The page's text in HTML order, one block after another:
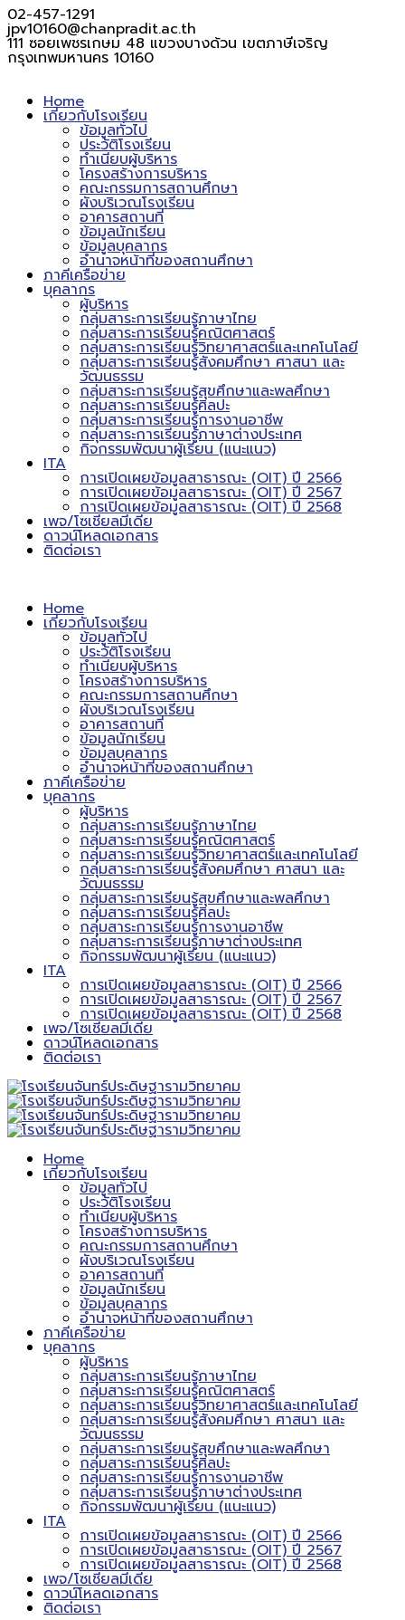
02-457-1291
jpv10160@chanpradit.ac.th
111 ซอยเพชรเกษม 48 แขวงบางด้วน เขตภาษีเจริญ
กรุงเทพมหานคร 10160
Home
เกี่ยวกับโรงเรียน
ข้อมูลทั่วไป
ประวัติโรงเรียน
ทำเนียบผู้บริหาร
โครงสร้างการบริหาร
คณะกรรมการสถานศึกษา
ผังบริเวณโรงเรียน
อาคารสถานที่
ข้อมูลนักเรียน
ข้อมูลบุคลากร
อำนาจหน้าที่ของสถานศึกษา
ภาคีเครือข่าย
บุคลากร
ผู้บริหาร
กลุ่มสาระการเรียนรู้ภาษาไทย
กลุ่มสาระการเรียนรู้คณิตศาสตร์
กลุ่มสาระการเรียนรู้วิทยาศาสตร์และเทคโนโลยี
กลุ่มสาระการเรียนรู้สังคมศึกษา ศาสนา และ
วัฒนธรรม
กลุ่มสาระการเรียนรู้สุขศึกษาและพลศึกษา
กลุ่มสาระการเรียนรู้ศิลปะ
กลุ่มสาระการเรียนรู้การงานอาชีพ
กลุ่มสาระการเรียนรู้ภาษาต่างประเทศ
กิจกรรมพัฒนาผู้เรียน (แนะแนว)
ITA
การเปิดเผยข้อมูลสาธารณะ (OIT) ปี 2566
การเปิดเผยข้อมูลสาธารณะ (OIT) ปี 2567
การเปิดเผยข้อมูลสาธารณะ (OIT) ปี 2568
เพจ/โซเชียลมีเดีย
ดาวน์โหลดเอกสาร
ติดต่อเรา
Home
เกี่ยวกับโรงเรียน
ข้อมูลทั่วไป
ประวัติโรงเรียน
ทำเนียบผู้บริหาร
โครงสร้างการบริหาร
คณะกรรมการสถานศึกษา
ผังบริเวณโรงเรียน
อาคารสถานที่
ข้อมูลนักเรียน
ข้อมูลบุคลากร
อำนาจหน้าที่ของสถานศึกษา
ภาคีเครือข่าย
บุคลากร
ผู้บริหาร
กลุ่มสาระการเรียนรู้ภาษาไทย
กลุ่มสาระการเรียนรู้คณิตศาสตร์
กลุ่มสาระการเรียนรู้วิทยาศาสตร์และเทคโนโลยี
กลุ่มสาระการเรียนรู้สังคมศึกษา ศาสนา และ
วัฒนธรรม
กลุ่มสาระการเรียนรู้สุขศึกษาและพลศึกษา
กลุ่มสาระการเรียนรู้ศิลปะ
กลุ่มสาระการเรียนรู้การงานอาชีพ
กลุ่มสาระการเรียนรู้ภาษาต่างประเทศ
กิจกรรมพัฒนาผู้เรียน (แนะแนว)
ITA
การเปิดเผยข้อมูลสาธารณะ (OIT) ปี 2566
การเปิดเผยข้อมูลสาธารณะ (OIT) ปี 2567
การเปิดเผยข้อมูลสาธารณะ (OIT) ปี 2568
เพจ/โซเชียลมีเดีย
ดาวน์โหลดเอกสาร
ติดต่อเรา
Home
เกี่ยวกับโรงเรียน
ข้อมูลทั่วไป
ประวัติโรงเรียน
ทำเนียบผู้บริหาร
โครงสร้างการบริหาร
คณะกรรมการสถานศึกษา
ผังบริเวณโรงเรียน
อาคารสถานที่
ข้อมูลนักเรียน
ข้อมูลบุคลากร
อำนาจหน้าที่ของสถานศึกษา
ภาคีเครือข่าย
บุคลากร
ผู้บริหาร
กลุ่มสาระการเรียนรู้ภาษาไทย
กลุ่มสาระการเรียนรู้คณิตศาสตร์
กลุ่มสาระการเรียนรู้วิทยาศาสตร์และเทคโนโลยี
กลุ่มสาระการเรียนรู้สังคมศึกษา ศาสนา และ
วัฒนธรรม
กลุ่มสาระการเรียนรู้สุขศึกษาและพลศึกษา
กลุ่มสาระการเรียนรู้ศิลปะ
กลุ่มสาระการเรียนรู้การงานอาชีพ
กลุ่มสาระการเรียนรู้ภาษาต่างประเทศ
กิจกรรมพัฒนาผู้เรียน (แนะแนว)
ITA
การเปิดเผยข้อมูลสาธารณะ (OIT) ปี 2566
การเปิดเผยข้อมูลสาธารณะ (OIT) ปี 2567
การเปิดเผยข้อมูลสาธารณะ (OIT) ปี 2568
เพจ/โซเชียลมีเดีย
ดาวน์โหลดเอกสาร
ติดต่อเรา